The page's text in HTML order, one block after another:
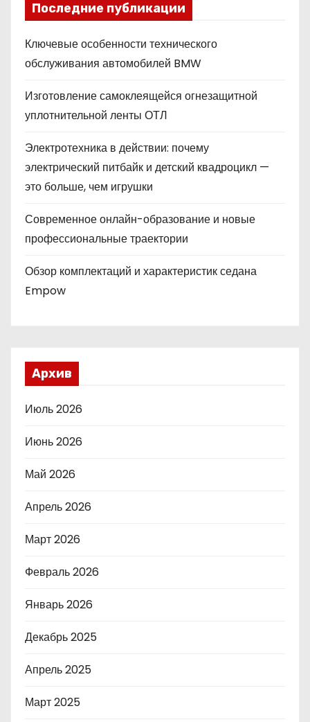
Последние публикации
Ключевые особенности технического
обслуживания автомобилей BMW
Изготовление самоклеящейся огнезащитной
уплотнительной ленты ОТЛ
Электротехника в действии: почему
электрический питбайк и детский квадроцикл —
это больше, чем игрушки
Современное онлайн-образование и новые
профессиональные траектории
Обзор комплектаций и характеристик седана
Empow
Архив
Июль 2026
Июнь 2026
Май 2026
Апрель 2026
Март 2026
Февраль 2026
Январь 2026
Декабрь 2025
Апрель 2025
Март 2025